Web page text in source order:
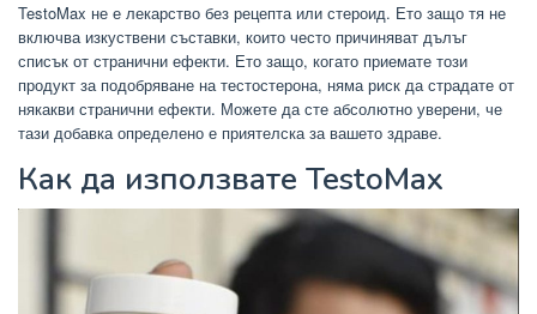
TestoMax не е лекарство без рецепта или стероид. Ето защо тя не
включва изкуствени съставки, които често причиняват дълъг
списък от странични ефекти. Ето защо, когато приемате този
продукт за подобряване на тестостерона, няма риск да страдате от
някакви странични ефекти. Можете да сте абсолютно уверени, че
тази добавка определено е приятелска за вашето здраве.
Как да използвате TestoMax